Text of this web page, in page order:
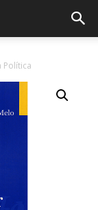
Política